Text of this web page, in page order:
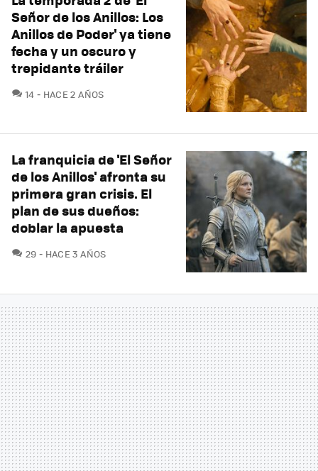
Señor de los Anillos: Los
Anillos de Poder' ya tiene
fecha y un oscuro y
trepidante tráiler
14 COMENTARIOS
HACE 2 AÑOS
La franquicia de 'El Señor
de los Anillos' afronta su
primera gran crisis. El
plan de sus dueños:
doblar la apuesta
29 COMENTARIOS
HACE 3 AÑOS